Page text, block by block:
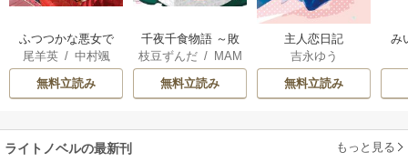
ふつつかな悪女で
はございますが ～
雛宮蝶鼠とりかえ
伝～
尾羊英/ 中村颯
希
/ ゆき哉
無料立読み
千夜千食物語 ～敗
国の姫ですが氷の
皇子殿下がどうも
溺愛してくれてい
枝豆ずんだ/ MAM
AKOTO / 鴉羽凛燈
無料立読み
主人恋日記
吉永ゆう
無料立読み
み
ライトノベルの最新刊 もっと見る